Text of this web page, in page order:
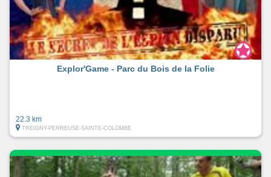
Explor'Game - Parc du Bois de la Folie
22.3 km
TREIGNY-PERREUSE-SAINTE-COLOMBE